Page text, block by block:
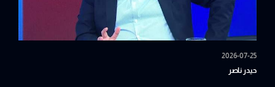
2026-07-25
حيدر ناصر